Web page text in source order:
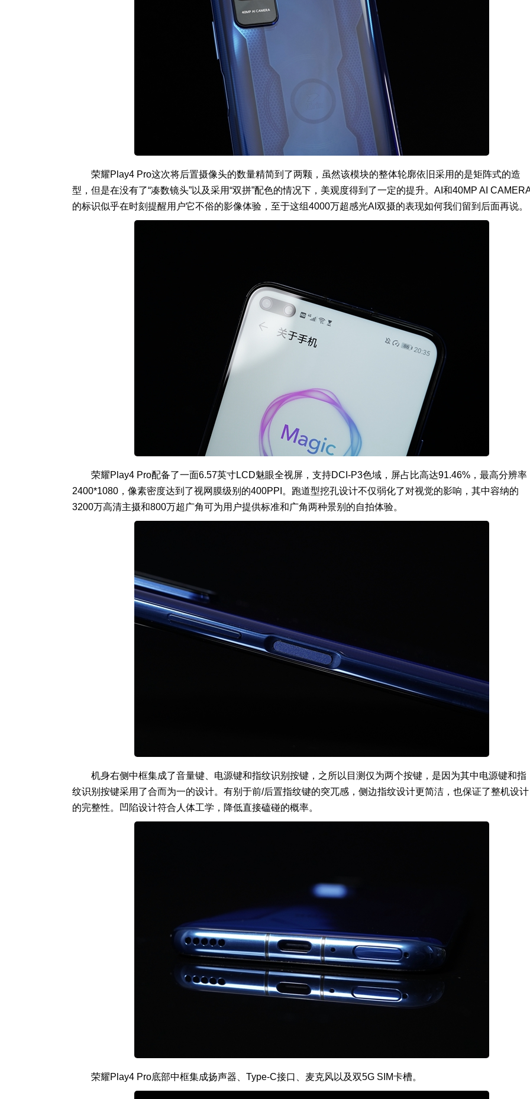
荣耀Play4 Pro这次将后置摄像头的数量精简到了两颗，虽然该模块的整体轮廓依旧采用的是矩阵式的造
型，但是在没有了“凑数镜头”以及采用“双拼”配色的情况下，美观度得到了一定的提升。AI和40MP AI
的标识似乎在时刻提醒用户它不俗的影像体验，至于这组4000万超感光AI双摄的表现如何我们留到后面再说。
荣耀Play4 Pro配备了一面6.57英寸LCD魅眼全视屏，支持DCI-P3色域，屏占比高达91.46%，最高分辨率
2400*1080，像素密度达到了视网膜级别的400PPI。跑道型挖孔设计不仅弱化了对视觉的影响，其中容纳的
3200万高清主摄和800万超广角可为用户提供标准和广角两种景别的自拍体验。
机身右侧中框集成了音量键、电源键和指纹识别按键，之所以目测仅为两个按键，是因为其中电源键和指
纹识别按键采用了合而为一的设计。有别于前/后置指纹键的突兀感，侧边指纹设计更简洁，也保证了整机设计
的完整性。凹陷设计符合人体工学，降低直接磕碰的概率。
荣耀Play4 Pro底部中框集成扬声器、Type-C接口、麦克风以及双5G SIM卡槽。